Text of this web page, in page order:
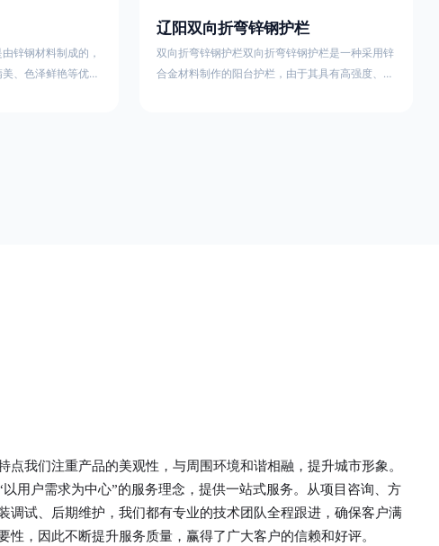
锌钢材料制成的，
、色泽鲜艳等优
辽阳双向折弯锌钢护栏
双向折弯锌钢护栏双向折弯锌钢护栏是一种采用锌
合金材料制作的阳台护栏，由于其具有高强度、高
点我们注重产品的美观性，与周围环境和谐相融，提升城市形象。
用户需求为中心”的服务理念，提供一站式服务。从项目咨询、方
调试、后期维护，我们都有专业的技术团队全程跟进，确保客户满
性，因此不断提升服务质量，赢得了广大客户的信赖和好评。